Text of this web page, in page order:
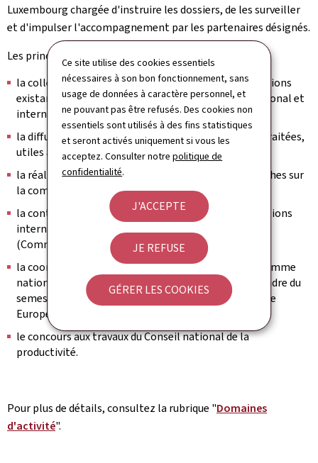
Ce site utilise des cookies essentiels
nécessaires à son bon fonctionnement, sans
usage de données à caractère personnel, et
ne pouvant pas être refusés. Des cookies non
essentiels sont utilisés à des fins statistiques
et seront activés uniquement si vous les
acceptez. Consulter notrepolitique de
confidentialité.
J'ACCEPTE
JE REFUSE
GÉRER LES COOKIES
Luxembourg chargée d'instruire les dossiers, de les surveiller
et d'impulser l'accompagnement par les partenaires désignés.
Les principales missions de l'ODC sont:
la collecte, l'analyse et la comparaison des informations
existantes relatives à la compétitivité au niveau national et
international;
la diffusion ciblée d'informations sélectionnées et traitées,
utiles à la prise de décision stratégique;
la réalisation et la commande d'études et de recherches sur
la compétitivité et ses déterminants;
la contribution aux travaux et analyses des organisations
internationales sur la compétitivité du Luxembourg
(Commission européenne, OCDE, etc.);
la coordination des travaux et la rédaction du Programme
national de réforme (PNR) du Luxembourg dans le cadre du
semestre européen et de la stratégie communautaire
Europe 2020;
le concours aux travaux du Conseil national de la
productivité.
Pour plus de détails, consultez la rubrique "Domaines
d'activité".